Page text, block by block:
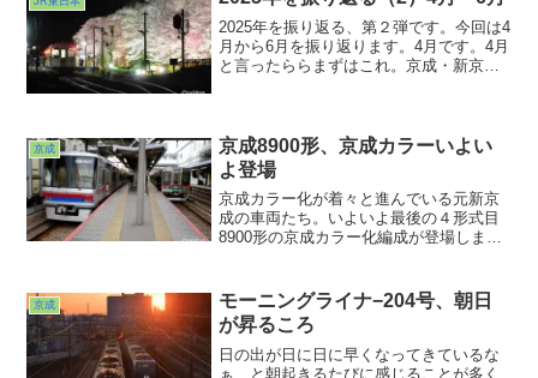
2025年を振り返る、第２弾です。今回は4
月から6月を振り返ります。4月です。4月
と言ったららまずはこれ。京成・新京成
されていましたねぇ。その一方でさよな
らしたキャラも・・・。
京成
京成8900形、京成カラーいよい
よ登場
京成カラー化が着々と進んでいる元新京
成の車両たち。いよいよ最後の４形式目
8900形の京成カラー化編成が登場しまし
いなかったのに出会えるとツイてるな
ぁ・・・と。
京成
モーニングライナ−204号、朝日
が昇るころ
日の出が日に日に早くなってきているな
ぁ、と朝起きるたびに感じることが多く